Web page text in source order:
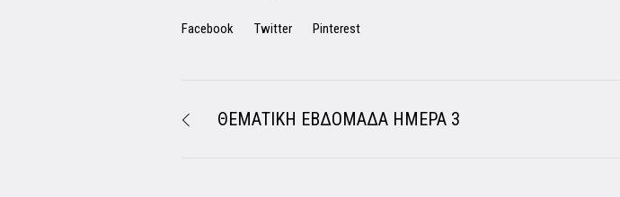
Facebook Twitter Pinterest
ΘΕΜΑΤΙΚΗ ΕΒΔΟΜΑΔΑ ΗΜΕΡΑ 3